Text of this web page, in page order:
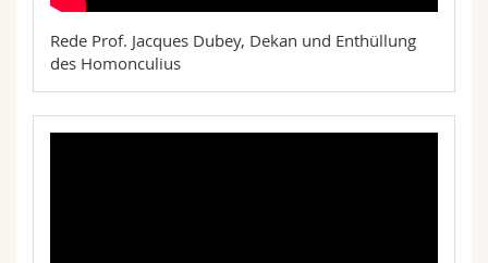
Rede Prof. Jacques Dubey, Dekan und Enthüllung
des Homonculius